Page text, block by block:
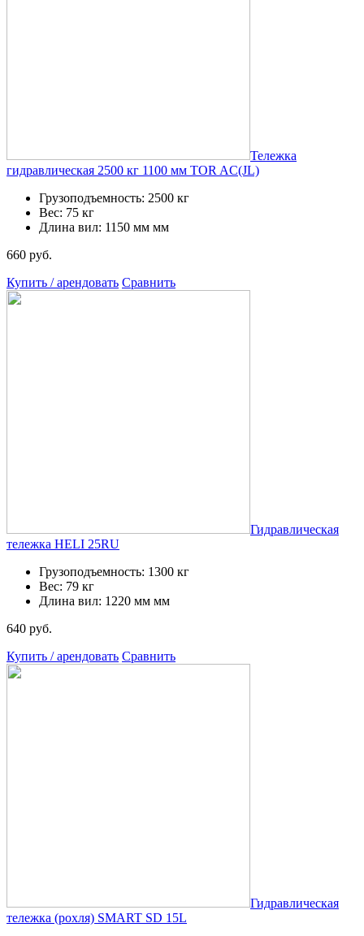
Тележка
гидравлическая 2500 кг 1100 мм TOR AC(JL)
Грузоподъемность: 2500 кг
Вес: 75 кг
Длина вил: 1150 мм мм
660 руб.
Купить / арендовать Сравнить
Гидравлическая
тележка HELI 25RU
Грузоподъемность: 1300 кг
Вес: 79 кг
Длина вил: 1220 мм мм
640 руб.
Купить / арендовать Сравнить
Гидравлическая
тележка (роxля) SMART SD 15L